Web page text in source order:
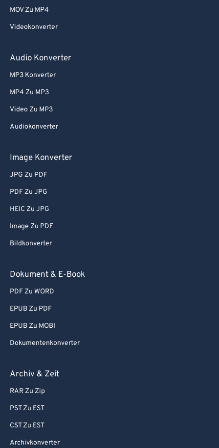
MOV Zu MP4
Videokonverter
Audio Konverter
MP3 Konverter
MP4 Zu MP3
Video Zu MP3
Audiokonverter
Image Konverter
JPG Zu PDF
PDF Zu JPG
HEIC Zu JPG
Image Zu PDF
Bildkonverter
Dokument & E-Book
PDF Zu WORD
EPUB Zu PDF
EPUB Zu MOBI
Dokumentenkonverter
Archiv & Zeit
RAR Zu Zip
PST Zu EST
CST Zu EST
Archivkonverter